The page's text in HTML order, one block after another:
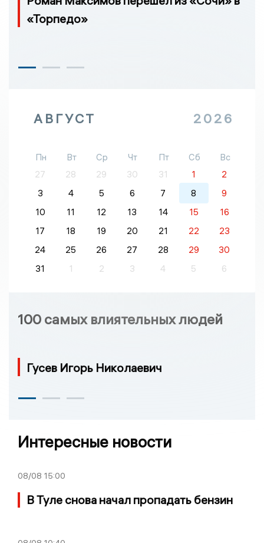
«Торпедо»
АВГУСТ 2026
Пн Вт Ср Чт Пт Сб
Вс
27
28 29 30 31 1
2
3
4 5 6 7 8
9
10
11 12 13 14 15
16
17
18 19 20 21 22
23
24
25 26 27 28 29
30
31
1 2 3 4 5 6
100 самых влиятельных людей
Гусев Игорь Николаевич
Интересные новости
08/08 15:00
В Туле снова начал пропадать бензин